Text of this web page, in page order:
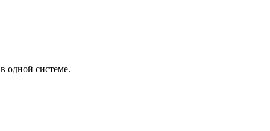
одной системе.